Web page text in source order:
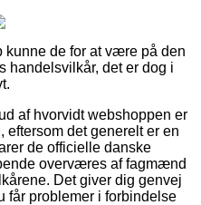
kunne de for at være på den
handelsvilkår, det er dog i
af hvorvidt webshoppen er
det generelt er en
de officielle danske
overværes af fagmænd
Det giver dig genvej
får problemer i forbindelse